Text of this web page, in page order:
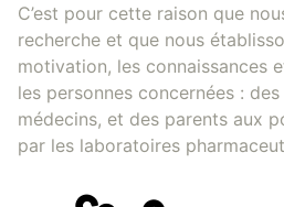
C’est pour cette raison que
recherche et que nous
motivation, les connaissances
les personnes concernées :
médecins, et des parents aux
par les laboratoires